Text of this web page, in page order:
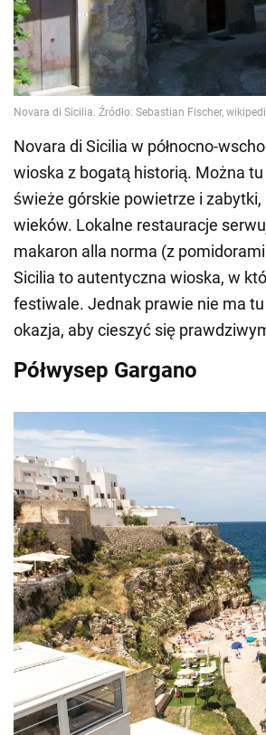
Novara di Sicilia w północno-
wioska z bogatą historią. Można
świeże górskie powietrze i
wieków. Lokalne restauracje
makaron alla norma (z
Sicilia to autentyczna wioska, w
festiwale. Jednak prawie nie ma
okazja, aby cieszyć się
Półwysep Gargano